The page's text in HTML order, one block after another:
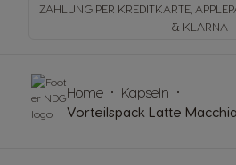
ZAHLUNG PER KREDITKARTE,
& KLARNA
Home
Kapseln
Vorteilspack Latte